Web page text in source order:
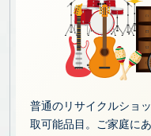
普通のリサイクルショ
取可能品目。ご家庭に